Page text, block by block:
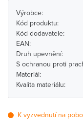
Výrobce:
Kód produktu:
Kód dodavatele:
EAN:
Druh upevnění:
S ochranou proti
Materiál:
Kvalita materiálu:
K vyzvednutí na